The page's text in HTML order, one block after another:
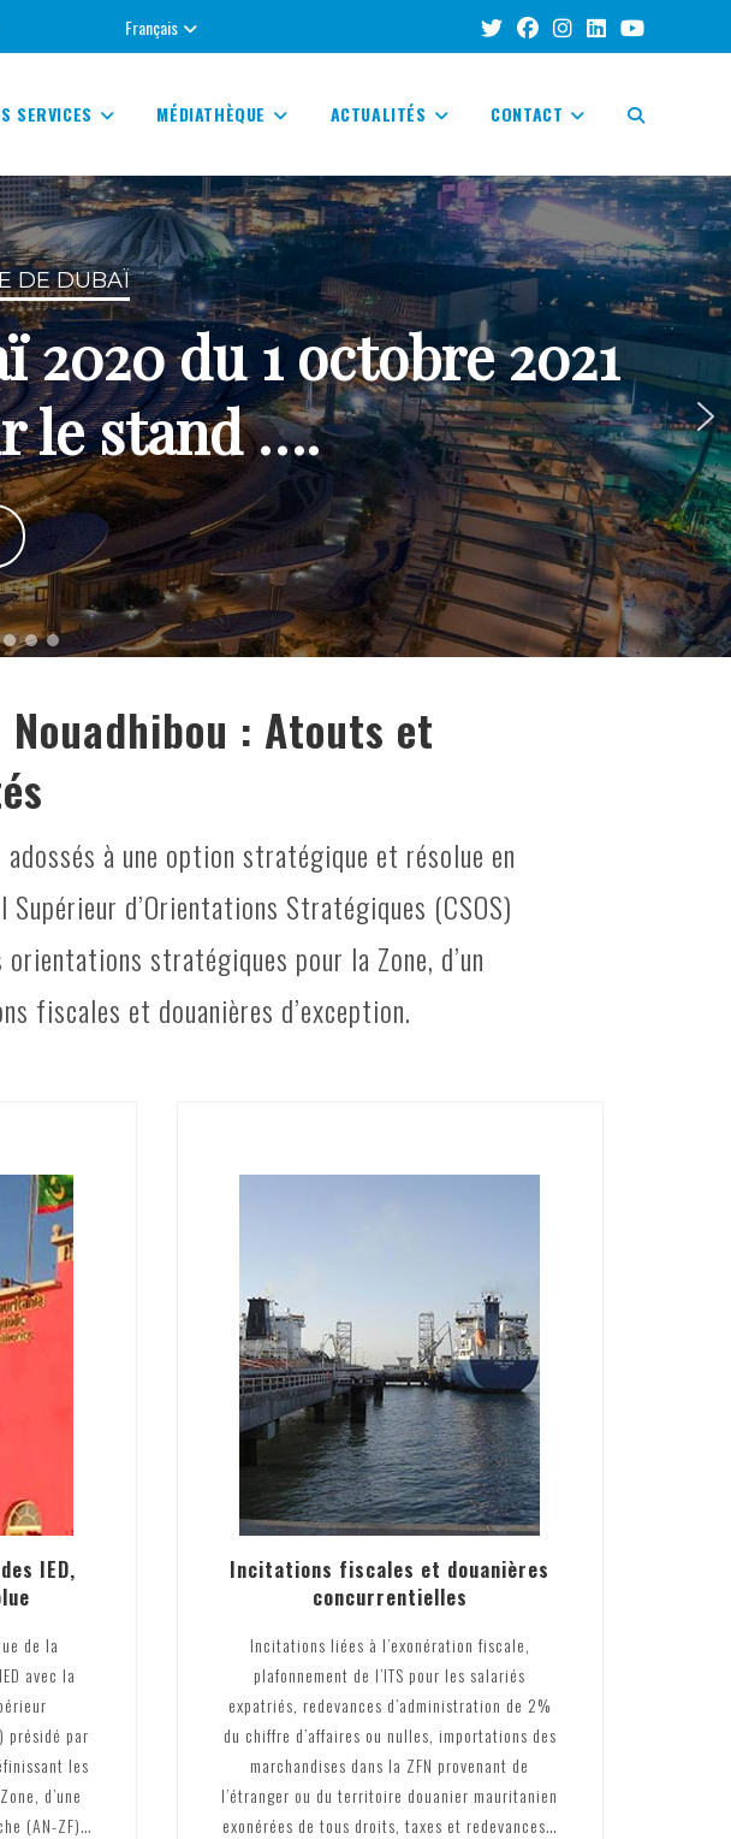
Français
SERVICES MÉDIATHÈQUE ACTUALITÉS CONTACT TOGGLE
WEBSITE
SEARCH
DE DUBAÏ
2020 du 1 octobre 2021
le stand ….
: Atouts et
à une option stratégique et résolue en
d’Orientations Stratégiques (CSOS)
stratégiques pour la Zone, d’un
fiscales et douanières d’exception.
IED,
de la
avec la
présidé par
les
d’une
(AN-ZF)…
Incitations fiscales et douanières
concurrentielles
Incitations liées à l’exonération fiscale,
plafonnement de l’ITS pour les salariés
expatriés, redevances d’administration de 2%
du chiffre d’affaires ou nulles, importations des
marchandises dans la ZFN provenant de
l’étranger ou du territoire douanier mauritanien
exonérées de tous droits, taxes et redevances…